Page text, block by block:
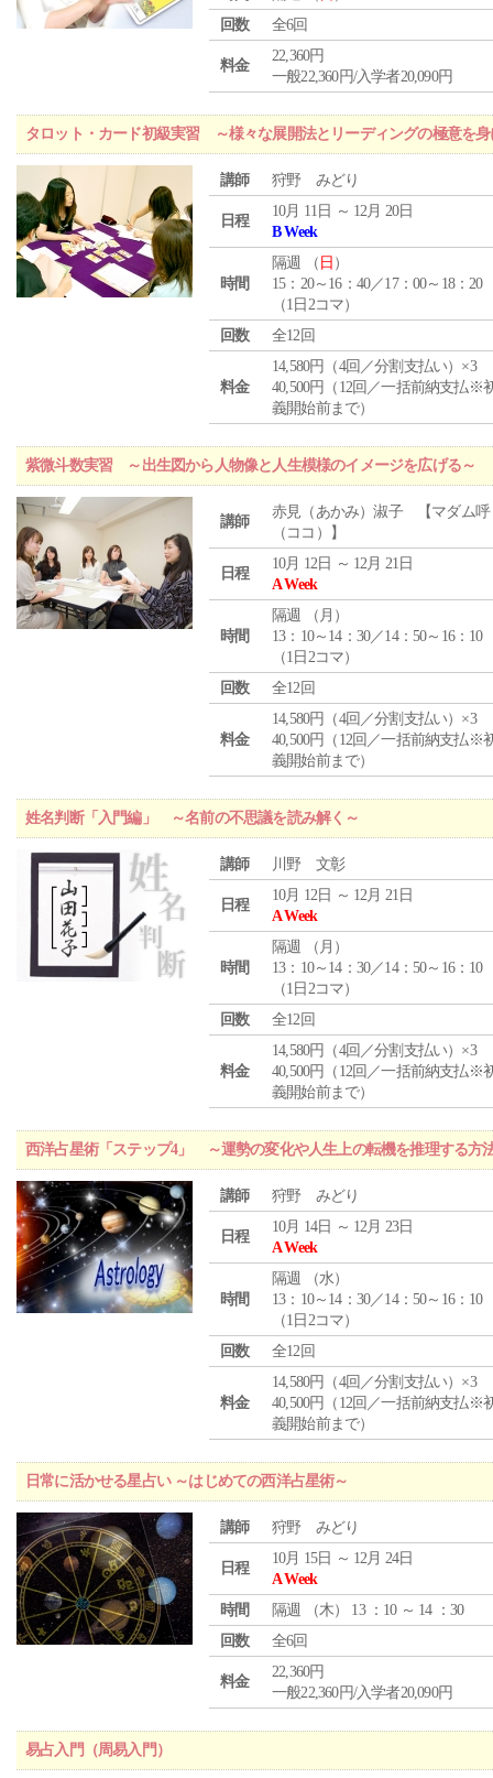
回数
全6回
料金
22,360円
一般22,360円/入学者20,090円
タロット・カード初級実習 ～様々な展開法とリーディングの極意を身
講師 狩野 みどり
日程
10月 11日 ～ 12月 20日
B Week
時間
隔週 （ 日 ）
15：20～16：40／17：00～18：20
（1日2コマ）
回数
全12回
料金
14,580円（4回／分割支払い）×3
40,500円（12回／一括前納支払※
義開始前まで）
紫微斗数実習 ～出生図から人物像と人生模様のイメージを広げる～
講師
赤見（あかみ）淑子 【マダム呼
（ココ）】
日程
10月 12日 ～ 12月 21日
A Week
時間
隔週 （ 月 ）
13：10～14：30／14：50～16：10
（1日2コマ）
回数
全12回
料金
14,580円（4回／分割支払い）×3
40,500円（12回／一括前納支払※
義開始前まで）
姓名判断「入門編」 ～名前の不思議を読み解く～
講師 川野 文彰
日程
10月 12日 ～ 12月 21日
A Week
時間
隔週 （ 月 ）
13：10～14：30／14：50～16：10
（1日2コマ）
回数
全12回
料金
14,580円（4回／分割支払い）×3
40,500円（12回／一括前納支払※
義開始前まで）
西洋占星術「ステップ4」 ～運勢の変化や人生上の転機を推理する方
講師 狩野 みどり
日程
10月 14日 ～ 12月 23日
A Week
時間
隔週 （水）
13：10～14：30／14：50～16：10
（1日2コマ）
回数
全12回
料金
14,580円（4回／分割支払い）×3
40,500円（12回／一括前納支払※
義開始前まで）
日常に活かせる星占い ～はじめての西洋占星術～
講師 狩野 みどり
日程
10月 15日 ～ 12月 24日
A Week
時間
隔週 （木） 13 ：10 ～ 14 ：30
回数
全6回
料金
22,360円
一般22,360円/入学者20,090円
易占入門（周易入門）